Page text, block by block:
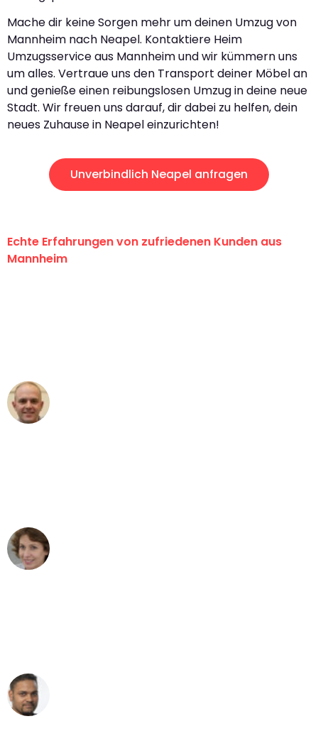
Mache dir keine Sorgen mehr um deinen Umzug von
Mannheim nach Neapel. Kontaktiere Heim
Umzugsservice aus Mannheim und wir kümmern uns
um alles. Vertraue uns den Transport deiner Möbel an
und genieße einen reibungslosen Umzug in deine neue
Stadt. Wir freuen uns darauf, dir dabei zu helfen, dein
neues Zuhause in Neapel einzurichten!
Unverbindlich Neapel anfragen
Echte Erfahrungen von zufriedenen Kunden aus
Mannheim